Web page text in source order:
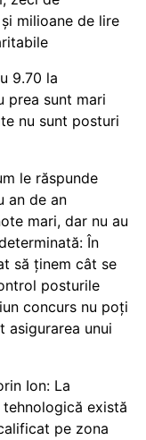
milioane de lire
9.70 la
prea sunt mari
nu sunt posturi
le răspunde
an de an
mari, dar nu au
În
să ținem cât se
posturile
concurs nu poți
asigurarea unui
Ion: La
există
pe zona